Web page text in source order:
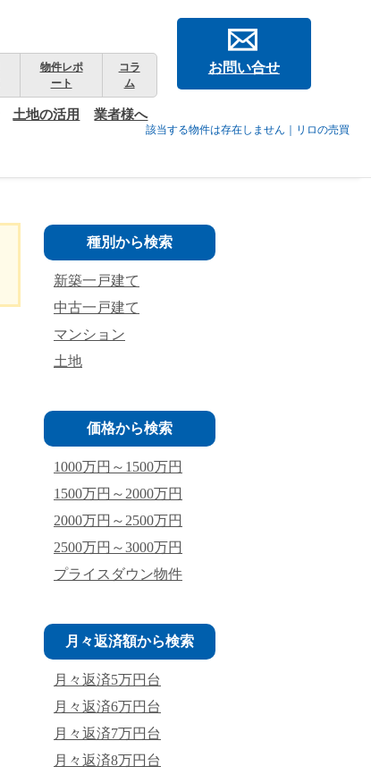
該当する物件は存在しません｜リロの売買
物件レポ
ート
コラ
ム
土地の活用 業者様へ
お問い合せ
種別から検索
新築一戸建て
中古一戸建て
マンション
土地
価格から検索
1000万円～1500万円
1500万円～2000万円
2000万円～2500万円
2500万円～3000万円
プライスダウン物件
月々返済額から検索
月々返済5万円台
月々返済6万円台
月々返済7万円台
月々返済8万円台